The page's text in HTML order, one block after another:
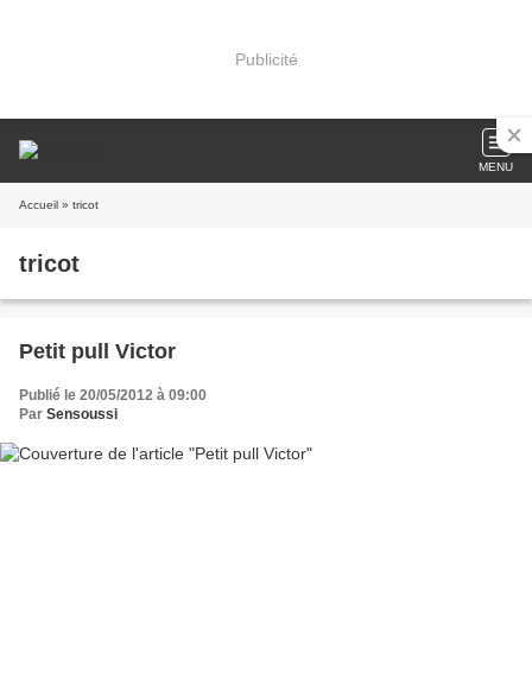
Publicité
MENU
Accueil » tricot
tricot
Petit pull Victor
Publié le 20/05/2012 à 09:00
Par Sensoussi